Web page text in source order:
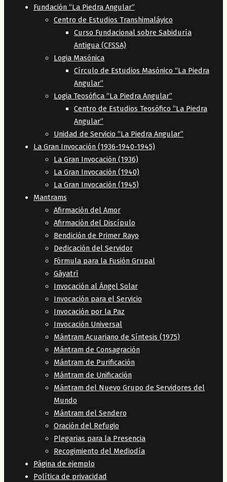
Fundación “La Piedra Angular”
Centro de Estudios Transhimaláyico
Curso Fundacional sobre Sabiduría
Antigua (CFSSA)
Logia Masónica
Círculo de Estudios Masónico “La Piedra
Angular”
Logia Teosófica “La Piedra Angular”
Centro de Estudios Teosófico “La Piedra
Angular”
Unidad de Servicio “La Piedra Angular”
La Gran Invocación (1936-1940-1945)
La Gran Invocación (1936)
La Gran Invocación (1940)
La Gran Invocación (1945)
Mantrams
Afirmación del Amor
Afirmación del Discípulo
Bendición de Primer Rayo
Dedicación del Servidor
Fórmula para la Fusión Grupal
Gāyatrī
Invocación al Ángel Solar
Invocación para el Servicio
Invocación por la Paz
Invocación Universal
Mántram Acuariano de Síntesis (1975)
Mántram de Consagración
Mántram de Purificación
Mántram de Unificación
Mántram del Nuevo Grupo de Servidores del
Mundo
Mántram del Sendero
Oración del Refugio
Plegarias para la Presencia
Recogimiento del Mediodía
Página de ejemplo
Política de privacidad